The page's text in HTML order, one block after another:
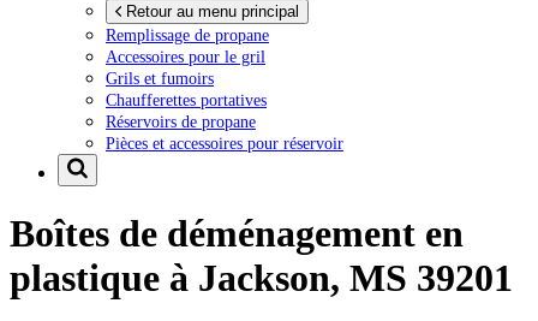
Retour au menu principal
Remplissage de propane
Accessoires pour le gril
Grils et fumoirs
Chaufferettes portatives
Réservoirs de propane
Pièces et accessoires pour réservoir
Boîtes de déménagement en
plastique à Jackson, MS 39201